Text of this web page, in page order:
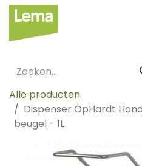
Alle producten
Dispenser OpHardt
beugel - 1L